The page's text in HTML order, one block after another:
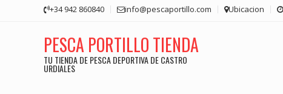
+34 942 860840 info@pescaportillo.com Ubicacion
PESCA PORTILLO TIENDA
TU TIENDA DE PESCA DEPORTIVA DE CASTRO
URDIALES